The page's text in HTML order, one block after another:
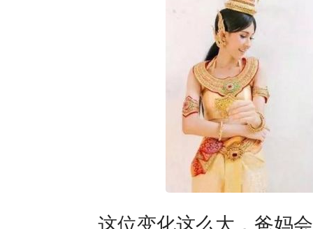
这位变化这么大，爸妈